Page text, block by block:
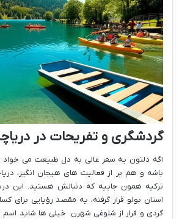
گردشگری و تفریحات در
اگه دلتون یه سفر عالی به دل طبیعت می
باشه و هم پر از فعالیت های هیجان انگیز،
ترکیه همون جاییه که دنبالش هستید. این
استان بولو قرار گرفته، یه مقصد رؤیایی برای
گردی و فرار از شلوغی شهرن. خیلی ها شاید اسم